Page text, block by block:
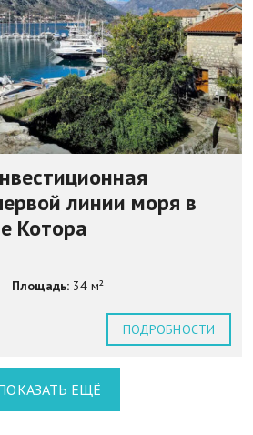
линии моря в
Котора
Площадь: 34 м²
ПОДРОБНОСТИ
ЕЩЁ